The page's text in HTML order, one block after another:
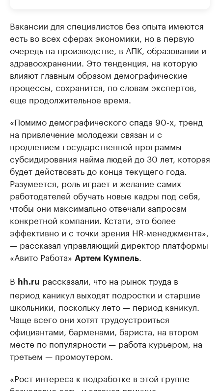
Вакансии для специалистов без опыта имеются
есть во всех сферах экономики, но в первую
очередь на производстве, в АПК, образовании и
здравоохранении. Это тенденция, на которую
влияют главным образом демографические
процессы, сохранится, по словам экспертов,
еще продолжительное время.
«Помимо демографического спада 90-х, тренд
на привлечение молодежи связан и с
продлением государственной программы
субсидирования найма людей до 30 лет, которая
будет действовать до конца текущего года.
Разумеется, роль играет и желание самих
работодателей обучать новые кадры под себя,
чтобы они максимально отвечали запросам
конкретной компании. Кстати, это более
эффективно и с точки зрения HR-менеджмента»,
— рассказал управляющий директор платформы
«Авито Работа» Артем Кумпель.
В hh.ru рассказали, что на рынок труда в
период каникул выходят подростки и старшие
школьники, поскольку лето — период каникул.
Чаще всего они хотят трудоустроиться
официантами, барменами, бариста, на втором
месте по популярности — работа курьером, на
третьем — промоутером.
«Рост интереса к подработке в этой группе